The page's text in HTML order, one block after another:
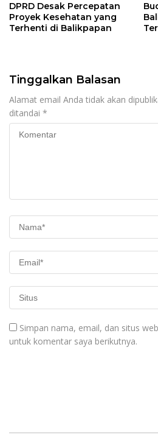
DPRD Desak Percepatan
Proyek Kesehatan yang
Terhenti di Balikpapan
Tinggalkan Balasan
Alamat email Anda tidak akan
ditandai *
Simpan nama, email, dan situs
untuk komentar saya berikutnya.